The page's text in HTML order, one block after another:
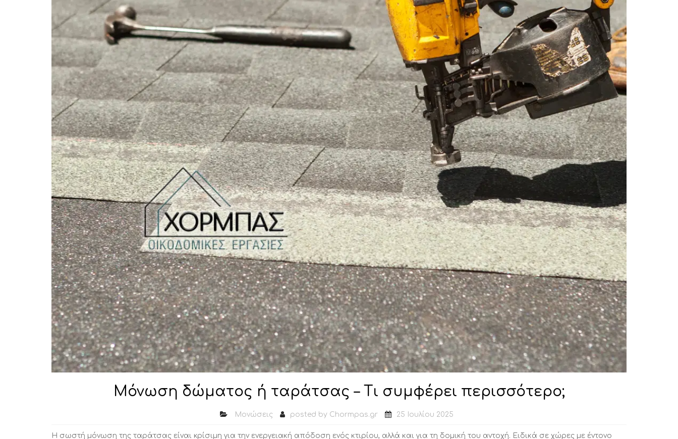
Μόνωση δώματος ή ταράτσας – Τι συμφέρει περισσότερο;
Μονώσεις posted by Chormpas.gr 25 Ιουλίου 2025
Η σωστή μόνωση της ταράτσας είναι κρίσιμη για την ενεργειακή απόδοση ενός κτιρίου, αλλά και για τη δομική του αντοχή. Ειδικά σε χώρες με έντονο